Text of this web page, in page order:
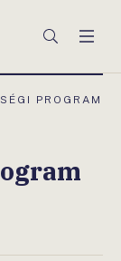
Keresés
PROGRAM